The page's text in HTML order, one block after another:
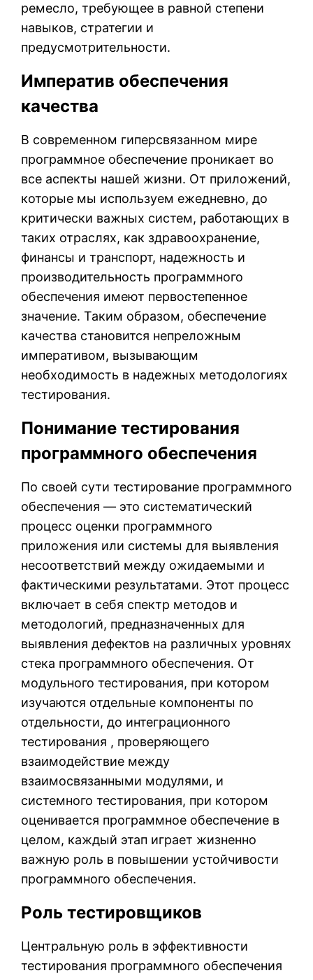
ремесло, требующее в равной степени
навыков, стратегии и
предусмотрительности.
Императив обеспечения
качества
В современном гиперсвязанном мире
программное обеспечение проникает во
все аспекты нашей жизни. От приложений,
которые мы используем ежедневно, до
критически важных систем, работающих в
таких отраслях, как здравоохранение,
финансы и транспорт, надежность и
производительность программного
обеспечения имеют первостепенное
значение. Таким образом, обеспечение
качества становится непреложным
императивом, вызывающим
необходимость в надежных методологиях
тестирования.
Понимание тестирования
программного обеспечения
По своей сути тестирование программного
обеспечения — это систематический
процесс оценки программного
приложения или системы для выявления
несоответствий между ожидаемыми и
фактическими результатами. Этот процесс
включает в себя спектр методов и
методологий, предназначенных для
выявления дефектов на различных уровнях
стека программного обеспечения. От
модульного тестирования, при котором
изучаются отдельные компоненты по
отдельности, до интеграционного
тестирования , проверяющего
взаимодействие между
взаимосвязанными модулями, и
системного тестирования, при котором
оценивается программное обеспечение в
целом, каждый этап играет жизненно
важную роль в повышении устойчивости
программного обеспечения.
Роль тестировщиков
Центральную роль в эффективности
тестирования программного обеспечения